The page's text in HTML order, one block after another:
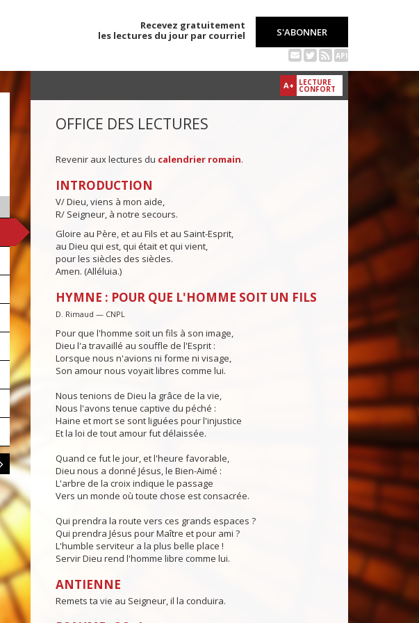
Recevez gratuitement
les lectures du jour par courriel
S'ABONNER
API
A+ LECTURE
CONFORT
OFFICE DES LECTURES
Revenir aux lectures du calendrier romain.
INTRODUCTION
V/ Dieu, viens à mon aide,
R/ Seigneur, à notre secours.
Gloire au Père, et au Fils et au Saint-Esprit,
au Dieu qui est, qui était et qui vient,
pour les siècles des siècles.
Amen. (Alléluia.)
HYMNE : POUR QUE L'HOMME SOIT UN FILS
D. Rimaud — CNPL
Pour que l'homme soit un fils à son image,
Dieu l'a travaillé au souffle de l'Esprit :
Lorsque nous n'avions ni forme ni visage,
Son amour nous voyait libres comme lui.
Nous tenions de Dieu la grâce de la vie,
Nous l'avons tenue captive du péché :
Haine et mort se sont liguées pour l'injustice
Et la loi de tout amour fut délaissée.
Quand ce fut le jour, et l'heure favorable,
Dieu nous a donné Jésus, le Bien-Aimé :
L'arbre de la croix indique le passage
Vers un monde où toute chose est consacrée.
Qui prendra la route vers ces grands espaces ?
Qui prendra Jésus pour Maître et pour ami ?
L'humble serviteur a la plus belle place !
Servir Dieu rend l'homme libre comme lui.
ANTIENNE
Remets ta vie au Seigneur, il la conduira.